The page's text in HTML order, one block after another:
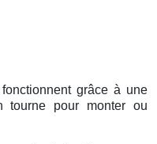
grâce à une
tourne pour monter ou